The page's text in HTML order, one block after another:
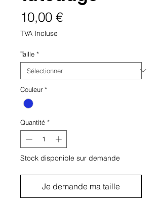
10,00 €Prix
TVA Incluse
Taille *
Couleur *
Quantité *
Stock disponible sur demande
Je demande ma taille